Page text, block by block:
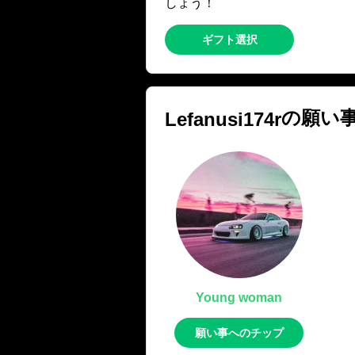
しょう！
ギフト選択
Lefanusi174rの願い
Young woman
願い事へのチップ